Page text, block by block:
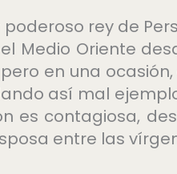
poderoso rey de
Medio Oriente
en una
así mal
es contagiosa,
entre las